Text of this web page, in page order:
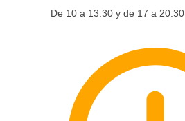
De 10 a 13:30 y de 17 a 20:30